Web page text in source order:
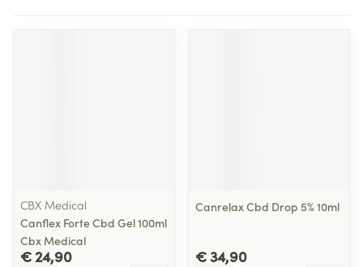
CBX Medical
Canflex Forte Cbd Gel 100ml
Cbx Medical
€ 24,90
Canrelax Cbd Drop 5% 10ml
€ 34,90